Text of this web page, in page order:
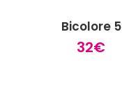
Bicolore 5
32€